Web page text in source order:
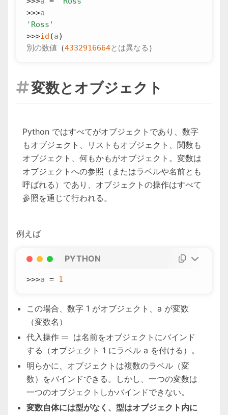
>>>a
'Ross'
>>>id (a)
別の数値 （4332916664とは異なる ）
変数とオブジェクト
Python ではすべてがオブジェクトであり、数字
もオブジェクト、リストもオブジェクト、関数も
オブジェクト、何もかもがオブジェクト。変数は
オブジェクトへの参照（またはラベルや名前とも
呼ばれる）であり、オブジェクトの操作はすべて
参照を通じて行われる。
例えば
PYTHON
>>>a = 1
この場合、数字 1 がオブジェクト、a が変数
（変数名）
代入操作 =
= は名前をオブジェクトにバインド
する（オブジェクト 1 にラベル a を付ける）。
明らかに、オブジェクトは複数のラベル（変
数）をバインドできる。しかし、一つの変数は
一つのオブジェクトしかバインドできない。
変数自体には型がなく、型はオブジェクト内に